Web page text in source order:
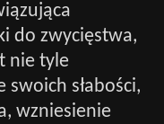
do zwycięstwa,
nie tyle
słabości,
wzniesienie